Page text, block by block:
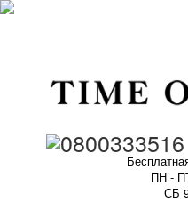
ПН -
СБ